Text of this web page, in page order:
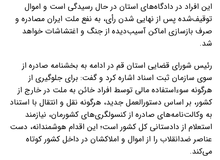
این افراد در دادگاه‌های استان در حال رسیدگی است و اموال
توقیف‌شده پس از نهایی شدن رأی، به نفع ملت ایران مصادره و
صرف بازسازی اماکن آسیب‌دیده از جنگ و اغتشاشات خواهد
شد.
رئیس شورای قضایی استان قم در ادامه به بخشنامه صادره از
سوی سازمان ثبت اسناد اشاره کرد و گفت: برای جلوگیری از
هرگونه سوءاستفاده مالی توسط افراد خائن به ملت در خارج از
کشور، بر اساس دستورالعمل جدید، هرگونه نقل و انتقال با استناد
به وکالت‌نامه‌های صادره از کنسولگری‌های کشورمان، نیازمند
استعلام از دادستانی کل کشور است؛ این اقدام هوشمندانه، دست
عناصر ضدانقلاب را از اموال و املاکشان در داخل کشور کوتاه
می‌کند.